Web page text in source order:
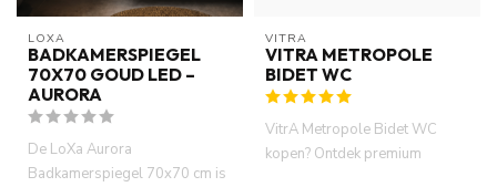
LOXA
BADKAMERSPIEGEL
70X70 GOUD LED –
AURORA
De LoXa Aurora
Badkamerspiegel 70x70 cm is
VITRA
VITRA METROPOLE
BIDET WC
VitrA Metropole Bidet WC
kopen? Ontdek premium